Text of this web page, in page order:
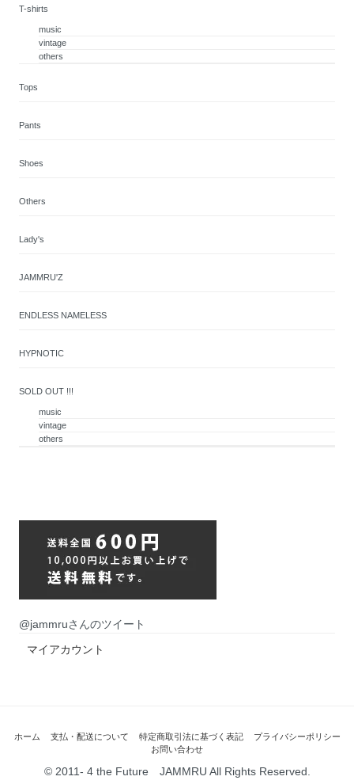
T-shirts
music
vintage
others
Tops
Pants
Shoes
Others
Lady's
JAMMRU'Z
ENDLESS NAMELESS
HYPNOTIC
SOLD OUT !!!
music
vintage
others
@jammruさんのツイート
マイアカウント
ホーム 支払・配送について 特定商取引法に基づく表記
プライバシーポリシー
お問い合わせ
© 2011- 4 the Future JAMMRU All Rights Reserved.